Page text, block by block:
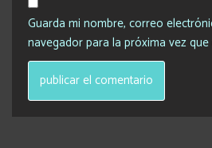
Guarda mi nombre, correo
navegador para la próxima vez